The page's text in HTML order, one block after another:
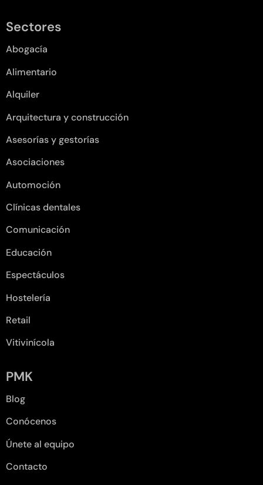
Sectores
Abogacía
Alimentario
Alquiler
Arquitectura y construcción
Asesorías y gestorías
Asociaciones
Automoción
Clínicas dentales
Comunicación
Educación
Espectáculos
Hostelería
Retail
Vitivinícola
PMK
Blog
Conócenos
Únete al equipo
Contacto